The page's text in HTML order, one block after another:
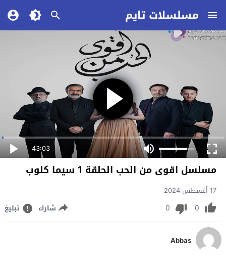
مسلسلات تايم
43:03
مسلسل اقوى من الحب الحلقة 1 سيما كلوب
17 أغسطس 2024
0
0 شارك تبليغ
Abbas